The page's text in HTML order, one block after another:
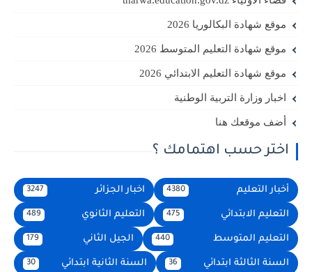
موقع شهادة البكالوريا 2026
موقع شهادة التعليم المتوسط 2026
موقع شهادة التعليم الابتدائي 2026
اخبار وزارة التربية الوطنية
أضف موقعك هنا
اختر حسب اهتمامك ؟
أخبار التعليم 4380 اخبار الجزائر 3247
التعليم الابتدائي 475 التعليم الثانوي 489
التعليم المتوسط 440 الجيل الثاني 179
السنة الثالثة ابتدائي السنة الثانية ابتدائي